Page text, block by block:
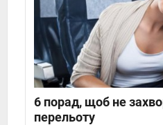
6 порад, щоб не
перельоту